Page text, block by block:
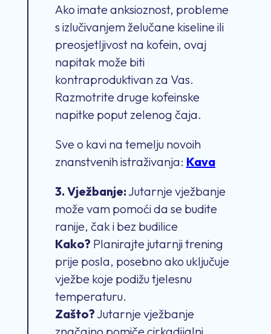
Ako imate anksioznost, probleme
s izlučivanjem želučane kiseline ili
preosjetljivost na kofein, ovaj
napitak može biti
kontraproduktivan za Vas.
Razmotrite druge kofeinske
napitke poput zelenog čaja.
Sve o kavi na temelju novoih
znanstvenih istraživanja: Kava
3. Vježbanje:Jutarnje vježbanje
može vam pomoći da se budite
ranije, čak i bez budilice
Kako? Planirajte jutarnji trening
prije posla, posebno ako uključuje
vježbe koje podižu tjelesnu
temperaturu.
Zašto?Jutarnje vježbanje